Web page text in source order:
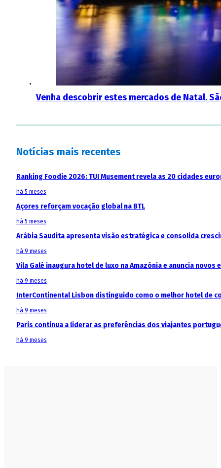
Venha descobrir estes mercados de Natal.
Notícias mais recentes
Ranking Foodie 2026: TUI Musement revela as 20 cidades
há 5 meses
Açores reforçam vocação global na BTL
há 5 meses
Arábia Saudita apresenta visão estratégica e consolida
há 9 meses
Vila Galé inaugura hotel de luxo na Amazónia e anuncia
há 9 meses
InterContinental Lisbon distinguido como o melhor hotel de
há 9 meses
Paris continua a liderar as preferências dos viajantes
há 9 meses